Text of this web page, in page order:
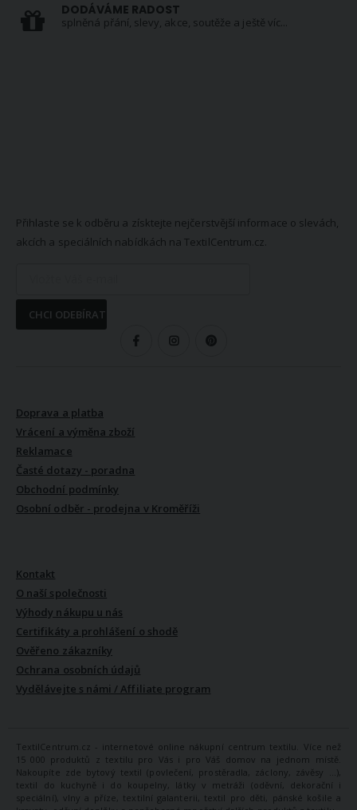
DODÁVÁME RADOST
splněná přání, slevy, akce, soutěže a ještě víc...
Přihlaste se k odběru a získtejte nejčerstvější informace o slevách,
akcích a speciálních nabídkách na TextilCentrum.cz.
CHCI ODEBÍRAT
Doprava a platba
Vrácení a výměna zboží
Reklamace
Časté dotazy - poradna
Obchodní podmínky
Osobní odběr - prodejna v Kroměříži
Kontakt
O naší společnosti
Výhody nákupu u nás
Certifikáty a prohlášení o shodě
Ověřeno zákazníky
Ochrana osobních údajů
Vydělávejte s námi / Affiliate program
TextilCentrum.cz - internetové online nákupní centrum textilu. Více než
15 000 produktů z textilu pro Vás i pro Váš domov na jednom místě.
Nakoupíte zde bytový textil (povlečení, prostěradla, záclony, závěsy ...),
textil do kuchyně i do koupelny, látky v metráži (oděvní, dekorační i
speciální), vlny a příze, textilní galanterii, textil pro děti, pánské košile a